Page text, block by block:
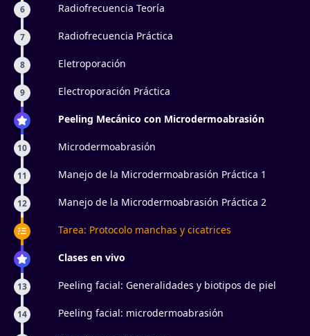
6 Radiofrecuencia Teoría
7 Radiofrecuencia Práctica
8 Eletroporación
9 Electroporación Práctica
Peeling Mecánico con Microdermoabrasión
10 Microdermoabrasión
11 Manejo de la Microdermoabrasión Práctica 1
12 Manejo de la Microdermoabrasión Práctica 2
Tarea: Protocolo manchas y cicatrices
Clases en vivo
13 Peeling facial: Generalidades y biotipos de piel
14 Peeling facial: microdermoabrasión